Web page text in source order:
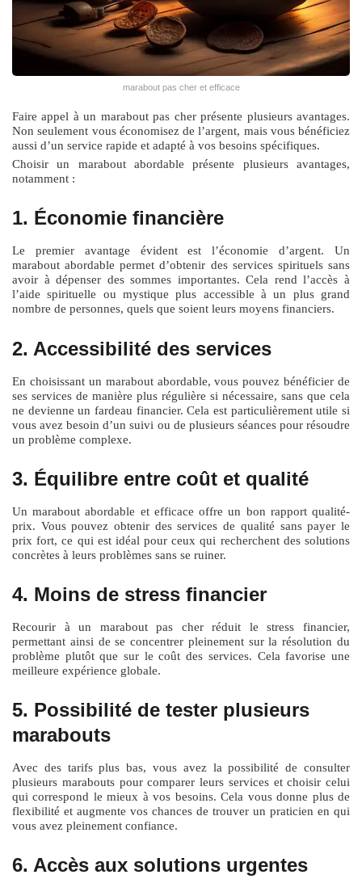
marabout pas cher et efficace
Faire appel à un marabout pas cher présente plusieurs avantages.
Non seulement vous économisez de l’argent, mais vous bénéficiez
aussi d’un service rapide et adapté à vos besoins spécifiques.
Choisir un marabout abordable présente plusieurs avantages,
notamment :
1. Économie financière
Le premier avantage évident est l’économie d’argent. Un
marabout abordable permet d’obtenir des services spirituels sans
avoir à dépenser des sommes importantes. Cela rend l’accès à
l’aide spirituelle ou mystique plus accessible à un plus grand
nombre de personnes, quels que soient leurs moyens financiers.
2. Accessibilité des services
En choisissant un marabout abordable, vous pouvez bénéficier de
ses services de manière plus régulière si nécessaire, sans que cela
ne devienne un fardeau financier. Cela est particulièrement utile si
vous avez besoin d’un suivi ou de plusieurs séances pour résoudre
un problème complexe.
3. Équilibre entre coût et qualité
Un marabout abordable et efficace offre un bon rapport qualité-
prix. Vous pouvez obtenir des services de qualité sans payer le
prix fort, ce qui est idéal pour ceux qui recherchent des solutions
concrètes à leurs problèmes sans se ruiner.
4. Moins de stress financier
Recourir à un marabout pas cher réduit le stress financier,
permettant ainsi de se concentrer pleinement sur la résolution du
problème plutôt que sur le coût des services. Cela favorise une
meilleure expérience globale.
5. Possibilité de tester plusieurs
marabouts
Avec des tarifs plus bas, vous avez la possibilité de consulter
plusieurs marabouts pour comparer leurs services et choisir celui
qui correspond le mieux à vos besoins. Cela vous donne plus de
flexibilité et augmente vos chances de trouver un praticien en qui
vous avez pleinement confiance.
6. Accès aux solutions urgentes